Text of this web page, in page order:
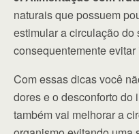
naturais que possuem
estimular a circulação
consequentemente
Com essas dicas você
dores e o desconforto do
também vai melhorar a